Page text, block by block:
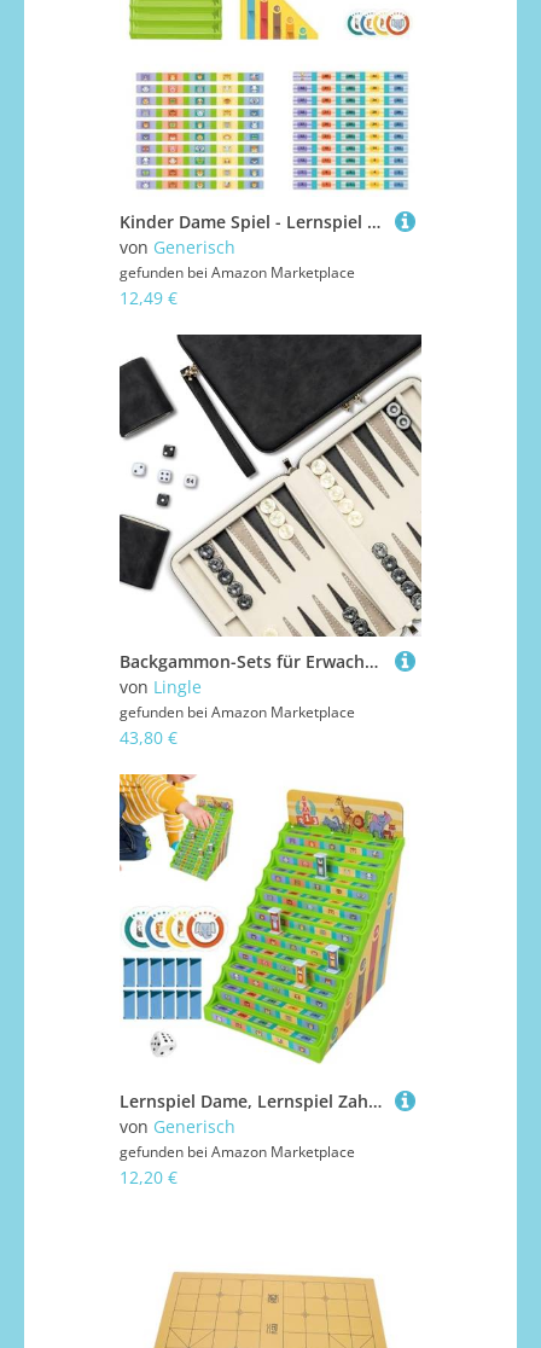
Kinder Dame Spiel - Lernspiel Zahlen Brettspiel - Pädagogische Strategie Aktivitäten Für Klassenraum Mädchen Geburtstag Kinder Weihnachten
von Generisch
gefunden bei Amazon Marketplace
12,49 €
Backgammon-Sets für Erwachsene, klassisches Brettspiel mit faltbarem Leder-Backgammonetui, tragbares Reise-Backgammon-Set, inklusive 30 künstlichen Horn-Checkern (Black)
von Lingle
gefunden bei Amazon Marketplace
43,80 €
Lernspiel Dame, Lernspiel Zahlen Brettspiel, Pädagogische Strategie Aktivitäten Für Klassenraum Mädchen Geburtstag Kinder Weihnachten
von Generisch
gefunden bei Amazon Marketplace
12,20 €